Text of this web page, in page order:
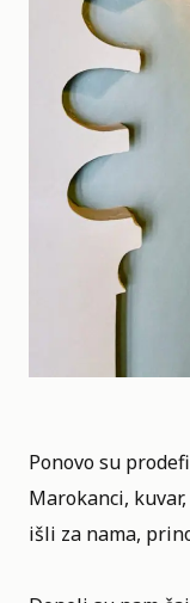
Ponovo su
Marokanci,
išli za nama,